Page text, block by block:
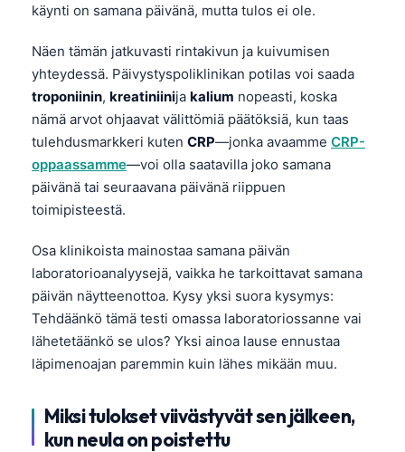
käynti on samana päivänä, mutta tulos ei ole.
Näen tämän jatkuvasti rintakivun ja kuivumisen
yhteydessä. Päivystyspoliklinikan potilas voi saada
troponiinin, kreatiniinija kalium nopeasti, koska
nämä arvot ohjaavat välittömiä päätöksiä, kun taas
tulehdusmarkkeri kuten CRP—jonka avaamme CRP-
oppaassamme—voi olla saatavilla joko samana
päivänä tai seuraavana päivänä riippuen
toimipisteestä.
Osa klinikoista mainostaa samana päivän
laboratorioanalyysejä, vaikka he tarkoittavat samana
päivän näytteenottoa. Kysy yksi suora kysymys:
Tehdäänkö tämä testi omassa laboratoriossanne vai
lähetetäänkö se ulos? Yksi ainoa lause ennustaa
läpimenoajan paremmin kuin lähes mikään muu.
Miksi tulokset viivästyvät sen jälkeen,
kun neula on poistettu